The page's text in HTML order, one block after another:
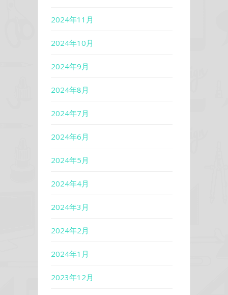
2024年11月
2024年10月
2024年9月
2024年8月
2024年7月
2024年6月
2024年5月
2024年4月
2024年3月
2024年2月
2024年1月
2023年12月